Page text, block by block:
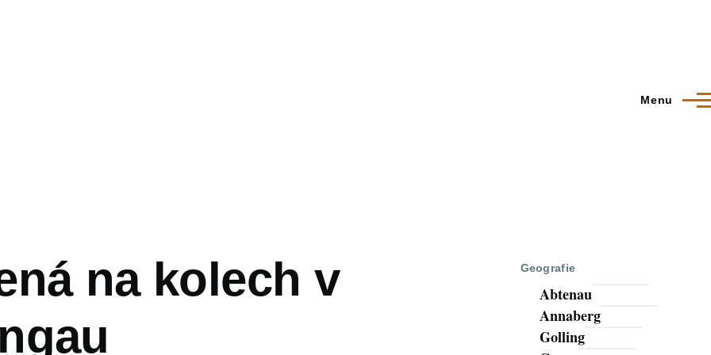
Menu
na kolech v
Geografie
Abtenau
Annaberg
Golling